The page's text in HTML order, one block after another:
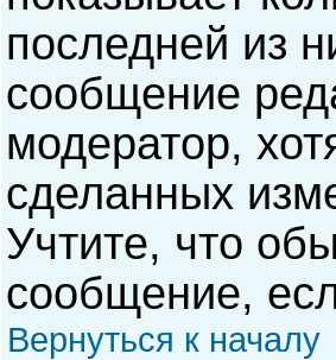
последней из
сообщение
модератор,
сделанных
Учтите, что
сообщение,
Вернуться к началу